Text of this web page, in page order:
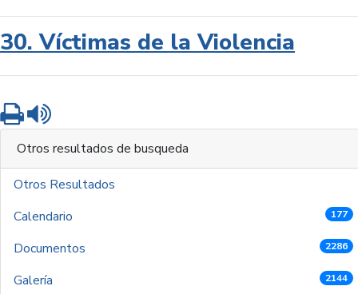
30. Víctimas de la Violencia
Imprimir
Otros resultados de busqueda
Otros Resultados
Calendario
177
Documentos 2286
Galería 2144